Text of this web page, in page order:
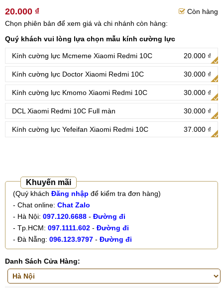
20.000 ₫
Còn hàng
Chọn phiên bản để xem giá và chi nhánh còn hàng:
Quý khách vui lòng lựa chọn mẫu kính cường lực
Kính cường lực Mcmeme Xiaomi Redmi 10C 20.000 ₫
Kính cường lực Doctor Xiaomi Redmi 10C 30.000 ₫
Kính cường lực Kmomo Xiaomi Redmi 10C 30.000 ₫
DCL Xiaomi Redmi 10C Full màn 30.000 ₫
Kính cường lực Yefeifan Xiaomi Redmi 10C 37.000 ₫
Khuyến mãi
(Quý khách Đăng nhập để kiểm tra đơn hàng)
- Chat online: Chat Zalo
- Hà Nội: 097.120.6688 - Đường đi
- Tp.HCM: 097.1111.602 - Đường đi
- Đà Nẵng: 096.123.9797 - Đường đi
Danh Sách Cửa Hàng: